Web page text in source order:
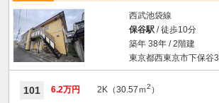
西武池袋線
保谷駅/ 徒歩10分
築年 38年 / 2階建
東京都西東京市下保谷3
101 6.2万円 2K（30.57ｍ2 ）